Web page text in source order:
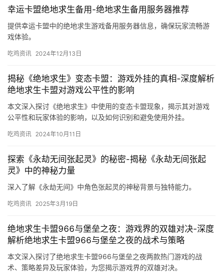
幸运卡盟绝地求生备用-绝地求生备用服务器推荐
提供幸运卡盟中的绝地求生游戏备用服务器信息，确保玩家流畅游
戏体验。
吃鸡资讯 2024年12月13日
揭秘《绝地求生》变态卡盟：游戏外挂的真相-深度解析
绝地求生卡盟对游戏公平性的影响
本文深入探讨《绝地求生》中使用的变态卡盟现象，揭示其对游戏
公平性和玩家体验的影响，以及如何识别和避免使用外挂。
吃鸡资讯 2024年10月11日
探索《永劫无间张起灵》的秘密-揭秘《永劫无间张起
灵》中的神秘力量
深入了解《永劫无间》中角色张起灵的神秘背景与独特能力。
吃鸡资讯 2025年3月19日
绝地求生卡盟966与堡垒之夜：游戏界的双雄对决-深度
解析绝地求生卡盟966与堡垒之夜的战术与策略
本文深入探讨了绝地求生卡盟966与堡垒之夜两款热门游戏的战
术、策略差异及玩家体验，为您揭示游戏界的双雄对决。